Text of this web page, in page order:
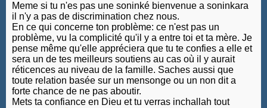
Meme si tu n'es pas une soninké bienvenue a soninkara
il n'y a pas de discrimination chez nous.
En ce qui concerne ton problème: ce n'est pas un
problème, vu la complicité qu'il y a entre toi et ta mère. Je
pense même qu'elle appréciera que tu te confies a elle et
sera un de tes meilleurs soutiens au cas où il y aurait
réticences au niveau de la famille. Saches aussi que
toute relation basée sur un mensonge ou un non dit a
forte chance de ne pas aboutir.
Mets ta confiance en Dieu et tu verras inchallah tout